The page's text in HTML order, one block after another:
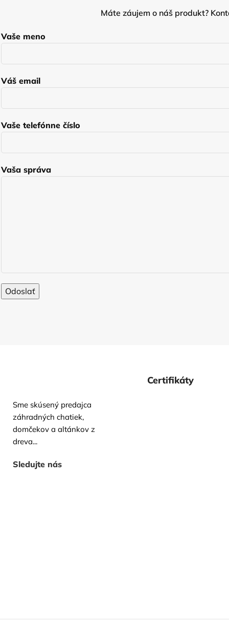
Máte záujem o náš produkt?
Vaše meno
Váš email
Vaše telefónne číslo
Vaša správa
Sme skúsený predajca
záhradných chatiek,
domčekov a altánkov z
dreva...
Sledujte nás
Certifikáty